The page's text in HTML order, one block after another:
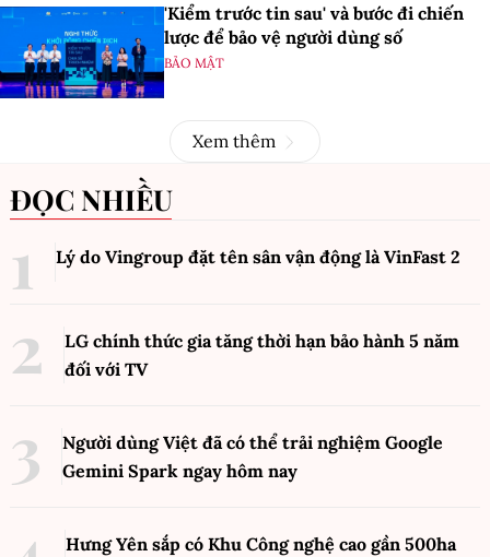
'Kiểm trước tin sau' và bước đi chiến
lược để bảo vệ người dùng số
BẢO MẬT
Xem thêm
ĐỌC NHIỀU
Lý do Vingroup đặt tên sân vận động là VinFast 2
LG chính thức gia tăng thời hạn bảo hành 5 năm
đối với TV
Người dùng Việt đã có thể trải nghiệm Google
Gemini Spark ngay hôm nay
Hưng Yên sắp có Khu Công nghệ cao gần 500ha